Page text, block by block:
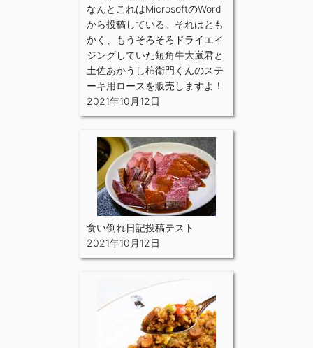
なんとこれはMicrosoftのWord
から投稿している。それはとも
かく、もうそろそろドライエイ
ジングしていた短角牛大嵐君と
土佐あかうし柿衛門くんのステ
ーキ用ロースを販売しますよ！
2021年10月12日
食い倒れ日記投稿テスト
2021年10月12日